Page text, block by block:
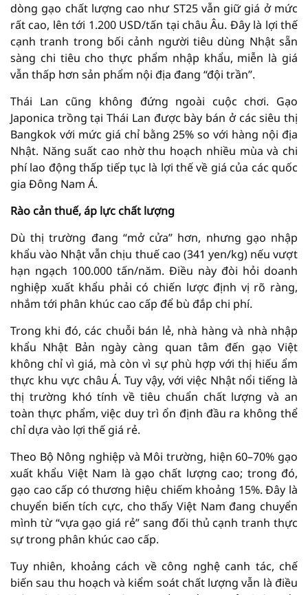
dòng gạo chất lượng cao như ST25 vẫn giữ giá ở mức
rất cao, lên tới 1.200 USD/tấn tại châu Âu. Đây là lợi thế
cạnh tranh trong bối cảnh người tiêu dùng Nhật sẵn
sàng chi tiêu cho thực phẩm nhập khẩu, miễn là giá
vẫn thấp hơn sản phẩm nội địa đang “đội trần”.
Thái Lan cũng không đứng ngoài cuộc chơi. Gạo
Japonica trồng tại Thái Lan được bày bán ở các siêu thị
Bangkok với mức giá chỉ bằng 25% so với hàng nội địa
Nhật. Năng suất cao nhờ thu hoạch nhiều mùa và chi
phí lao động thấp tiếp tục là lợi thế về giá của các quốc
gia Đông Nam Á.
Rào cản thuế, áp lực chất lượng
Dù thị trường đang “mở cửa” hơn, nhưng gạo nhập
khẩu vào Nhật vẫn chịu thuế cao (341 yen/kg) nếu vượt
hạn ngạch 100.000 tấn/năm. Điều này đòi hỏi doanh
nghiệp xuất khẩu phải có chiến lược định vị rõ ràng,
nhắm tới phân khúc cao cấp để bù đắp chi phí.
Trong khi đó, các chuỗi bán lẻ, nhà hàng và nhà nhập
khẩu Nhật Bản ngày càng quan tâm đến gạo Việt
không chỉ vì giá, mà còn vì sự phù hợp với thị hiếu ẩm
thực khu vực châu Á. Tuy vậy, với việc Nhật nổi tiếng là
thị trường khó tính về tiêu chuẩn chất lượng và an
toàn thực phẩm, việc duy trì ổn định đầu ra không thể
chỉ dựa vào lợi thế giá rẻ.
Theo Bộ Nông nghiệp và Môi trường, hiện 60–70% gạo
xuất khẩu Việt Nam là gạo chất lượng cao; trong đó,
gạo cao cấp có thương hiệu chiếm khoảng 15%. Đây là
chuyển biến tích cực, cho thấy Việt Nam đang chuyển
mình từ “vựa gạo giá rẻ” sang đối thủ cạnh tranh thực
sự trong phân khúc cao cấp.
Tuy nhiên, khoảng cách về công nghệ canh tác, chế
biến sau thu hoạch và kiểm soát chất lượng vẫn là điều